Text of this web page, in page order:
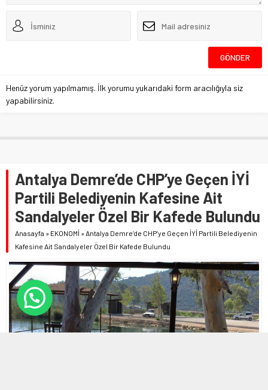
Henüz yorum yapılmamış. İlk yorumu yukarıdaki form aracılığıyla siz
yapabilirsiniz.
Antalya Demre’de CHP’ye Geçen İYİ
Partili Belediyenin Kafesine Ait
Sandalyeler Özel Bir Kafede Bulundu
Anasayfa » EKONOMİ »Antalya Demre’de CHP’ye Geçen İYİ Partili Belediyenin
Kafesine Ait Sandalyeler Özel Bir Kafede Bulundu